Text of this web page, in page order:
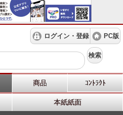
ログイン・登録 PC版
検索
商品 ｺﾝﾄﾗｸﾄ
本紙紙面